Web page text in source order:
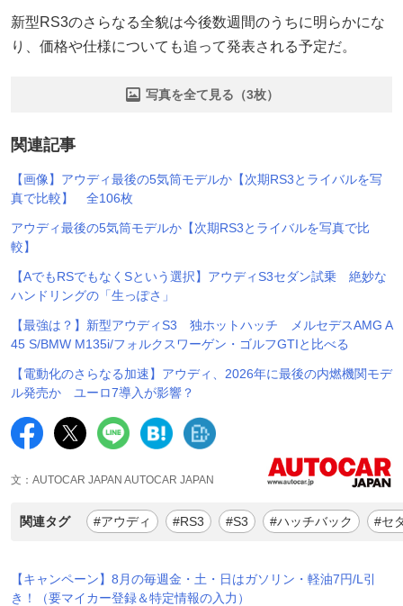
新型RS3のさらなる全貌は今後数週間のうちに明らかにな
り、価格や仕様についても追って発表される予定だ。
写真を全て見る（3枚）
関連記事
【画像】アウディ最後の5気筒モデルか【次期RS3とライバルを写
真で比較】 全106枚
アウディ最後の5気筒モデルか【次期RS3とライバルを写真で比
較】
【AでもRSでもなくSという選択】アウディS3セダン試乗 絶妙な
ハンドリングの「生っぽさ」
【最強は？】新型アウディS3 独ホットハッチ メルセデスAMG A
45 S/BMW M135i/フォルクスワーゲン・ゴルフGTIと比べる
【電動化のさらなる加速】アウディ、2026年に最後の内燃機関モデ
ル発売か ユーロ7導入が影響？
文：AUTOCAR JAPAN AUTOCAR JAPAN
関連タグ #アウディ #RS3 #S3 #ハッチバック #セ
【キャンペーン】8月の毎週金・土・日はガソリン・軽油7円/L引
き！（要マイカー登録＆特定情報の入力）